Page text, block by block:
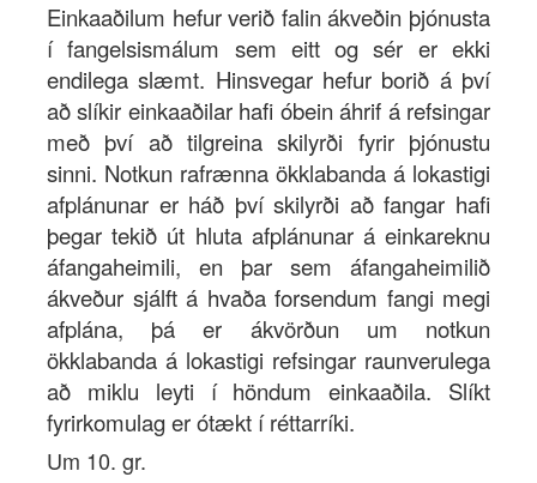
Einkaaðilum hefur verið falin ákveðin þjónusta
í fangelsismálum sem eitt og sér er ekki
endilega slæmt. Hinsvegar hefur borið á því
að slíkir einkaaðilar hafi óbein áhrif á refsingar
með því að tilgreina skilyrði fyrir þjónustu
sinni. Notkun rafrænna ökklabanda á lokastigi
afplánunar er háð því skilyrði að fangar hafi
þegar tekið út hluta afplánunar á einkareknu
áfangaheimili, en þar sem áfangaheimilið
ákveður sjálft á hvaða forsendum fangi megi
afplána, þá er ákvörðun um notkun
ökklabanda á lokastigi refsingar raunverulega
að miklu leyti í höndum einkaaðila. Slíkt
fyrirkomulag er ótækt í réttarríki.
Um 10. gr.